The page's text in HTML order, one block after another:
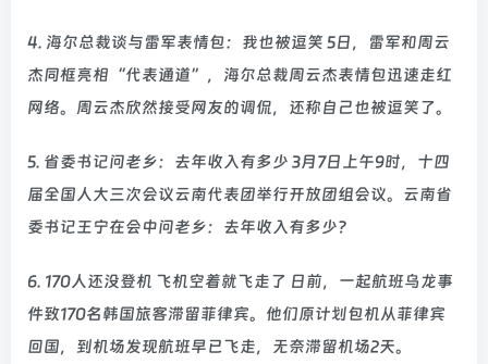
4. 海尔总裁谈与雷军表情包：我也被逗笑 5日，雷军和周云
杰同框亮相“代表通道”，海尔总裁周云杰表情包迅速走红
网络。周云杰欣然接受网友的调侃，还称自己也被逗笑了。
5. 省委书记问老乡：去年收入有多少 3月7日上午9时，十四
届全国人大三次会议云南代表团举行开放团组会议。云南省
委书记王宁在会中问老乡：去年收入有多少？
6. 170人还没登机 飞机空着就飞走了 日前，一起航班乌龙事
件致170名韩国旅客滞留菲律宾。他们原计划包机从菲律宾
回国，到机场发现航班早已飞走，无奈滞留机场2天。